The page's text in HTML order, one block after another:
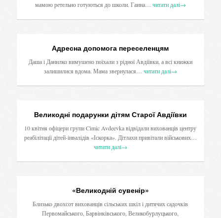
мамою ретельно готуються до школи. Ганна… читати далі→
Адресна допомога переселенцям
Даша і Данилко вимушено поїхали з рідної Авдіївки, а всі книжки
залишилися вдома. Мама звернулася… читати далі→
Великодні подарунки дітям Старої Авдіївки
10 квітня офіцери групи Cimic Avdeevka відвідали вихованців центру
реабілітації дітей-інвалідів «Іскорка». Дітлахи привітали військових…
читати далі→
«Великодній сувенір»
Близько двохсот вихованців сільських шкіл і дитячих садочків
Первомайського, Барвінківського, Великобурлуцького,